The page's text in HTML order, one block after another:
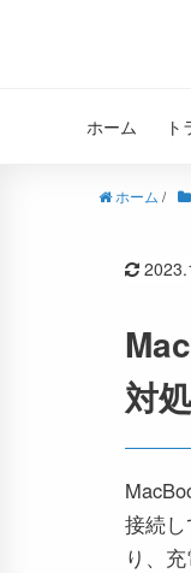
ホーム
ホーム /
対
接続
り、